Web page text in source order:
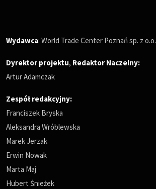
Wydawca: World Trade Center Poznań sp. z o.o.
Dyrektor projektu, Redaktor Naczelny:
Artur Adamczak
Zespół redakcyjny:
Franciszek Bryska
Aleksandra Wróblewska
Marek Jerzak
Erwin Nowak
Marta Maj
Hubert Śnieżek